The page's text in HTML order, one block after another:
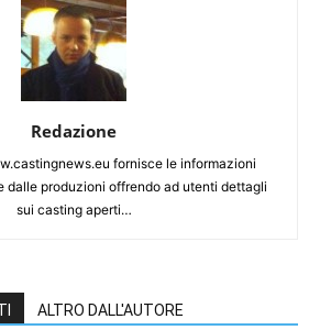
Redazione
fornisce le informazioni
dalle produzioni offrendo ad utenti dettagli
sui casting aperti…
ALTRO DALL'AUTORE